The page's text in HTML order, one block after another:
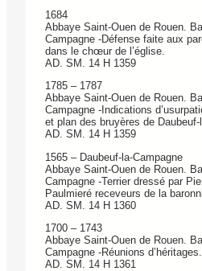
1684
Abbaye Saint-Ouen de Rouen.
Campagne -Défense faite aux
dans le chœur de l’église.
AD. SM. 14 H 1359
1785 – 1787
Abbaye Saint-Ouen de Rouen.
Campagne -Indications
et plan des bruyères de Daubeuf-
AD. SM. 14 H 1359
1565 – Daubeuf-la-Campagne
Abbaye Saint-Ouen de Rouen.
Campagne -Terrier dressé par
Paulmieré receveurs de la
AD. SM. 14 H 1360
1700 – 1743
Abbaye Saint-Ouen de Rouen.
Campagne -Réunions d’héritages.
AD. SM. 14 H 1361